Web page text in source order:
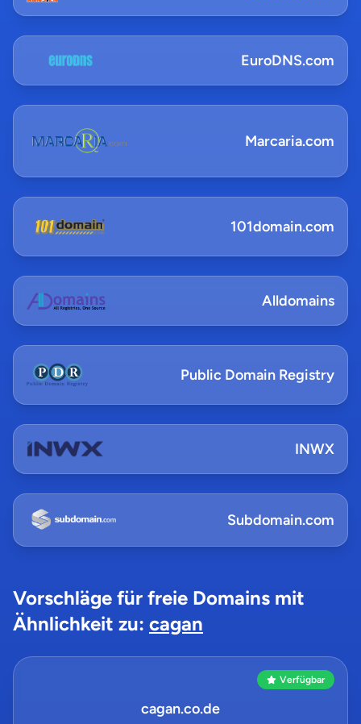
EuroDNS.com
Marcaria.com
101domain.com
Alldomains
Public Domain Registry
INWX
Subdomain.com
Vorschläge für freie Domains mit
Ähnlichkeit zu: cagan
Verfügbar
cagan.co.de